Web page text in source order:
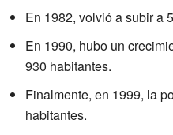
En 1982, volvió a subir a
En 1990, hubo un
930 habitantes.
Finalmente, en 1999, la
habitantes.